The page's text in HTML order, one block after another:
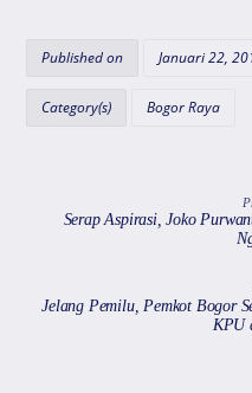
s
A
e
k
gr
a
Published on Januari 22,
Category(s) Bogor Raya
Serap Aspirasi, Joko
Jelang Pemilu, Pemkot Bogor
KPU